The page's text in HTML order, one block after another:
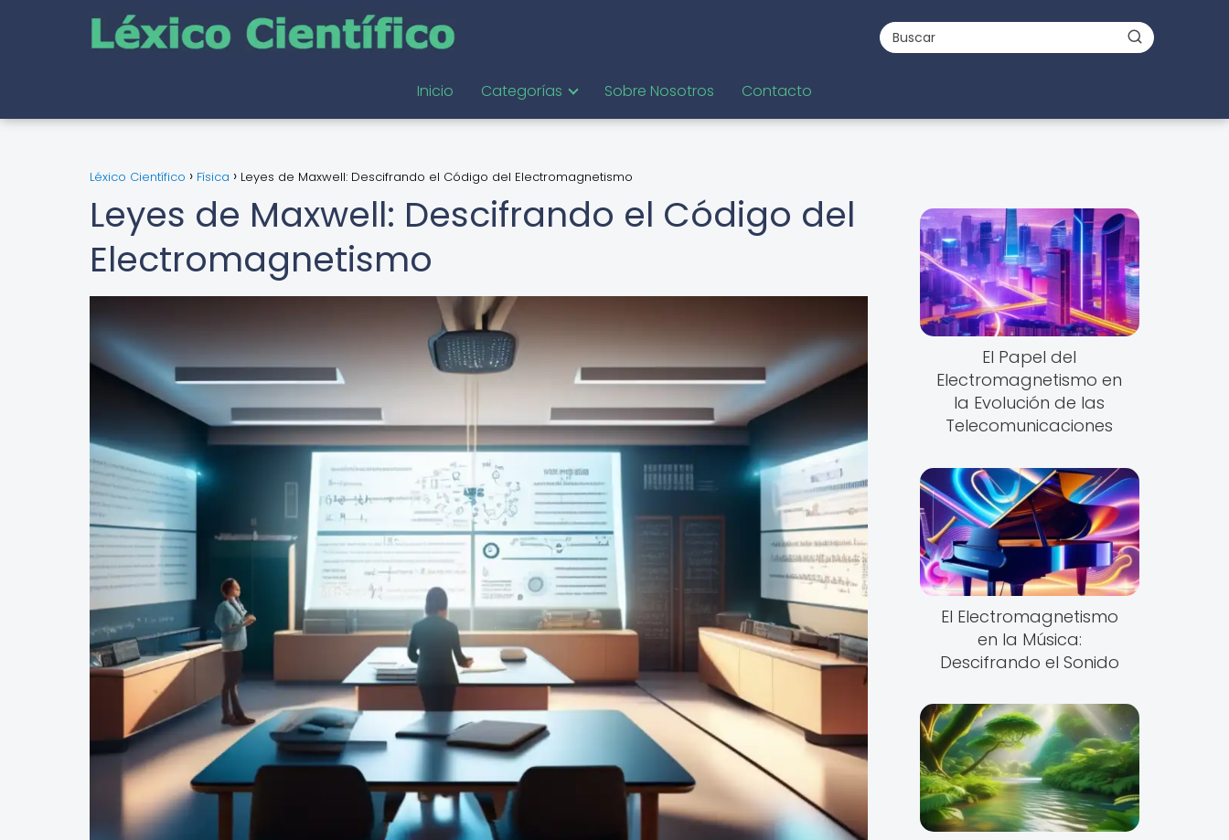
Inicio Categorías Sobre Nosotros Contacto
Léxico Científico Física Leyes de Maxwell: Descifrando el Código del Electromagnetismo
Leyes de Maxwell: Descifrando el Código del
Electromagnetismo
El Papel del
Electromagnetismo en
la Evolución de las
Telecomunicaciones
El Electromagnetismo
en la Música:
Descifrando el Sonido